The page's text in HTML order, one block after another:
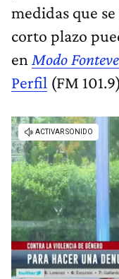
medidas que
corto plazo
en Modo
Perfil (FM